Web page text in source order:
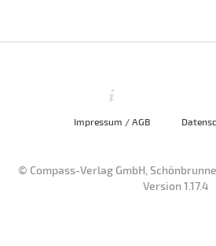
Impressum / AGB
© Compass-Verlag GmbH,
Version 1.17.4